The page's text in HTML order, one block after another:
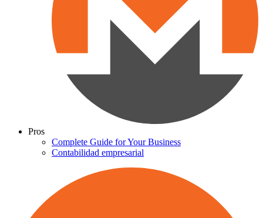
Pros
Complete Guide for Your Business
Contabilidad empresarial